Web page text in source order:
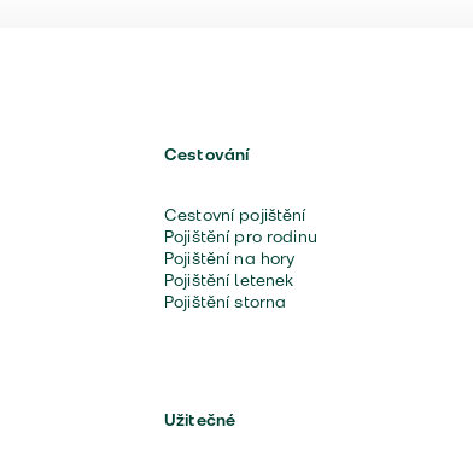
Cestování
Cestovní pojištění
Pojištění pro rodinu
Pojištění na hory
Pojištění letenek
Pojištění storna
Užitečné